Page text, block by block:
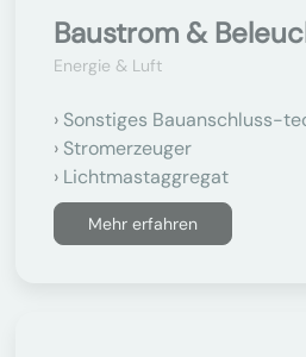
Baustrom &
Energie & Luft
Sonstiges Bauanschluss-
Stromerzeuger
Lichtmastaggregat
Mehr erfahren